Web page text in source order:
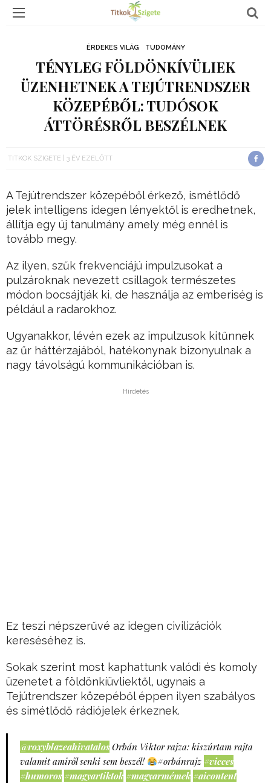
ÉRDEKES VILÁG TUDOMÁNY
TÉNYLEG FÖLDÖNKÍVÜLIEK
ÜZENHETNEK A TEJÚTRENDSZER
KÖZEPÉBŐL: TUDÓSOK
ÁTTÖRÉSRŐL BESZÉLNEK
TITKOK SZIGETE 3 ÉV EZELŐTT
A Tejútrendszer közepéből érkező, ismétlődő
jelek intelligens idegen lényektől is eredhetnek,
állítja egy új tanulmány amely még ennél is
tovább megy.
Az ilyen, szűk frekvenciájú impulzusokat a
pulzároknak nevezett csillagok természetes
módon bocsájtják ki, de használja az emberiség is
például a radarokhoz.
Ugyanakkor, lévén ezek az impulzusok kitűnnek
az űr háttérzajából, hatékonynak bizonyulnak a
nagy távolságú kommunikációban is.
Hirdetés
Ez teszi népszerűvé az idegen civilizációk
kereséséhez is.
Sokak szerint most kaphattunk valódi és komoly
üzenetet a földönkíüvliektől, ugynais a
Tejútrendszer közepéből éppen ilyen szabályos
és simétlődő rádiójelek érkeznek.
@roxyblazeahivatalos Orbán Viktor rajza: kiszúrtam rajta
valamit amiről senki sem beszél!
#orbánrajz #vicces
#humoros #magyartiktok #magyarmémek #aicontent